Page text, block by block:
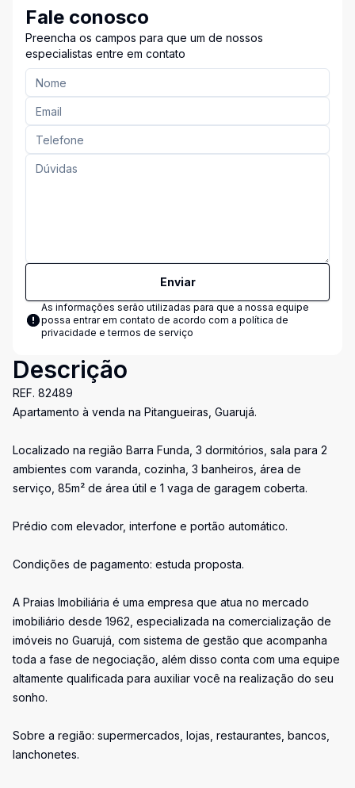
Fale conosco
Preencha os campos para que um de nossos
especialistas entre em contato
Enviar
As informações serão utilizadas para que a nossa equipe
possa entrar em contato de acordo com a política de
privacidade e termos de serviço
Descrição
REF. 82489
Apartamento à venda na Pitangueiras, Guarujá.
Localizado na região Barra Funda, 3 dormitórios, sala para 2
ambientes com varanda, cozinha, 3 banheiros, área de
serviço, 85m² de área útil e 1 vaga de garagem coberta.
Prédio com elevador, interfone e portão automático.
Condições de pagamento: estuda proposta.
A Praias Imobiliária é uma empresa que atua no mercado
imobiliário desde 1962, especializada na comercialização de
imóveis no Guarujá, com sistema de gestão que acompanha
toda a fase de negociação, além disso conta com uma equipe
altamente qualificada para auxiliar você na realização do seu
sonho.
Sobre a região: supermercados, lojas, restaurantes, bancos,
lanchonetes.